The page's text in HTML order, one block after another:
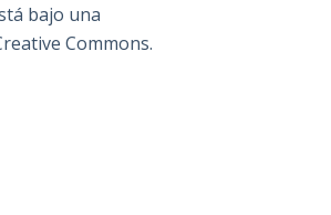
bajo una
Commons.